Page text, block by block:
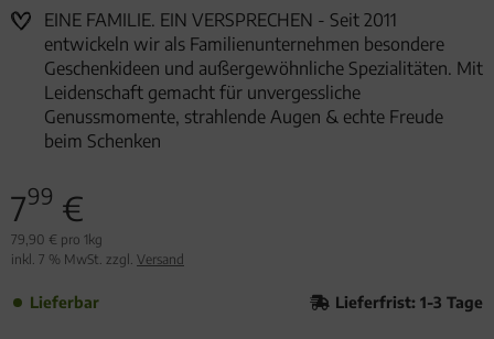
EINE FAMILIE. EIN VERSPRECHEN - Seit 2011
entwickeln wir als Familienunternehmen besondere
Geschenkideen und außergewöhnliche Spezialitäten. Mit
Leidenschaft gemacht für unvergessliche
Genussmomente, strahlende Augen & echte Freude
beim Schenken
799 €
79,90 € pro 1kg
inkl. 7 % MwSt. zzgl. Versand
Lieferbar Lieferfrist: 1-3 Tage